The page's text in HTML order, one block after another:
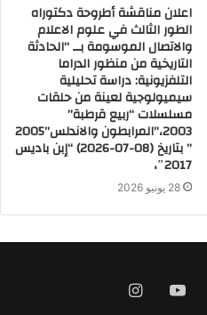
اعلان مناقشة أطروحة دكتوراه
الطور الثالث في علوم الاعلام
والاتصال الموسومة بــ “الحادثة
التاريخية من منظور الدراما
التلفزيونية: دراسة تحليلية
سيميولوجية لعينة من حلقات
مسلسلات “ربيع قرطبة”
2003،”المرابطون والاندلس”2005
” بتاريخ (08-07-2026) “إبن باديس
2017″،
28 يونيو 2026
تويتر يوتيوبانستقرام